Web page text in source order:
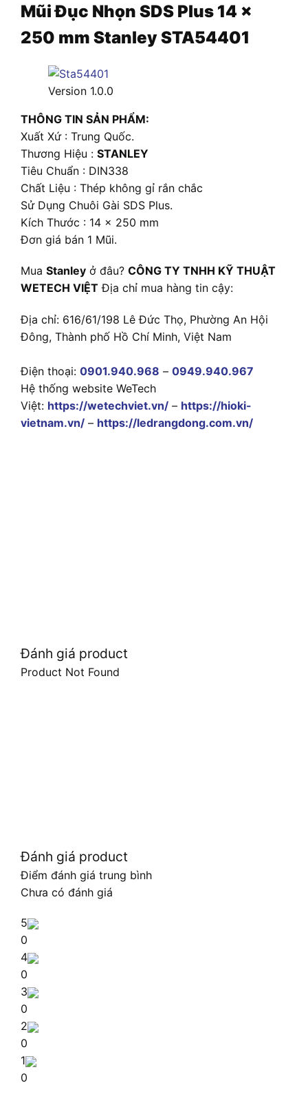
Mũi Đục Nhọn SDS Plus 14 x
250 mm Stanley STA54401
Version 1.0.0
THÔNG TIN SẢN PHẨM:
Xuất Xứ : Trung Quốc.
Thương Hiệu : STANLEY
Tiêu Chuẩn : DIN338
Chất Liệu : Thép không gỉ rắn chắc
Sử Dụng Chuôi Gài SDS Plus.
Kích Thước : 14 x 250 mm
Đơn giá bán 1 Mũi.
Mua Stanley ở đâu? CÔNG TY TNHH KỸ THUẬT
WETECH VIỆT Địa chỉ mua hàng tin cậy:
Địa chỉ: 616/61/198 Lê Đức Thọ, Phường An Hội
Đông, Thành phố Hồ Chí Minh, Việt Nam
Điện thoại: 0901.940.968 – 0949.940.967
Hệ thống website WeTech
Việt: https://wetechviet.vn/ – https://hioki-
vietnam.vn/ – https://ledrangdong.com.vn/
Đánh giá product
Product Not Found
Đánh giá product
Điểm đánh giá trung bình
Chưa có đánh giá
5
0
4
0
3
0
2
0
1
0